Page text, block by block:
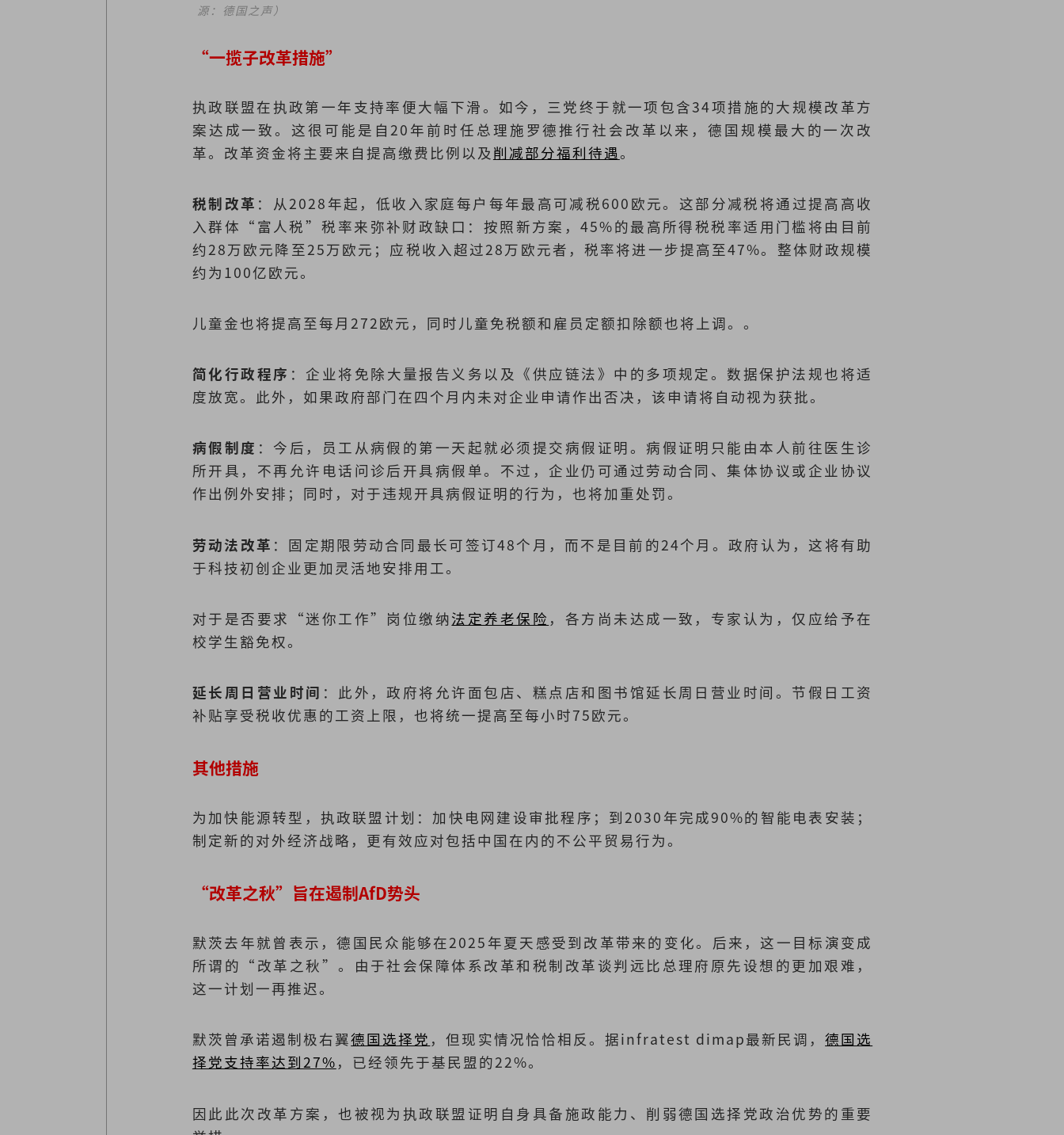
源：德国之声）
“一揽子改革措施”
执政联盟在执政第一年支持率便大幅下滑。如今，三党终于就一项包含34项措施的大规模改革方
案达成一致。这很可能是自20年前时任总理施罗德推行社会改革以来，德国规模最大的一次改
革。改革资金将主要来自提高缴费比例以及 削减部分福利待遇。
税制改革 ：从2028年起，低收入家庭每户每年最高可减税600欧元。这部分减税将通过提高高收
入群体“富人税”税率来弥补财政缺口：按照新方案，45%的最高所得税税率适用门槛将由目前
约28万欧元降至25万欧元；应税收入超过28万欧元者，税率将进一步提高至47%。整体财政规模
约为100亿欧元。
儿童金也将提高至每月272欧元，同时儿童免税额和雇员定额扣除额也将上调。。
简化行政程序 ：企业将免除大量报告义务以及《供应链法》中的多项规定。数据保护法规也将适
度放宽。此外，如果政府部门在四个月内未对企业申请作出否决，该申请将自动视为获批。
病假制度 ：今后，员工从病假的第一天起就必须提交病假证明。病假证明只能由本人前往医生诊
所开具，不再允许电话问诊后开具病假单。不过，企业仍可通过劳动合同、集体协议或企业协议
作出例外安排；同时，对于违规开具病假证明的行为，也将加重处罚。
劳动法改革 ：固定期限劳动合同最长可签订48个月，而不是目前的24个月。政府认为，这将有助
于科技初创企业更加灵活地安排用工。
对于是否要求“迷你工作”岗位缴纳法定养老保险 ，各方尚未达成一致，专家认为，仅应给予在
校学生豁免权。
延长周日营业时间 ：此外，政府将允许面包店、糕点店和图书馆延长周日营业时间。节假日工资
补贴享受税收优惠的工资上限，也将统一提高至每小时75欧元。
其他措施
为加快能源转型，执政联盟计划：加快电网建设审批程序；到2030年完成90%的智能电表安装；
制定新的对外经济战略，更有效应对包括中国在内的不公平贸易行为。
“改革之秋”旨在遏制AfD势头
默茨去年就曾表示，德国民众能够在2025年夏天感受到改革带来的变化。后来，这一目标演变成
所谓的“改革之秋”。由于社会保障体系改革和税制改革谈判远比总理府原先设想的更加艰难，
这一计划一再推迟。
默茨曾承诺遏制极右翼德国选择党 ，但现实情况恰恰相反。据infratest dimap最新民调，德国选
择党支持率达到27% ，已经领先于基民盟的22%。
因此此次改革方案，也被视为执政联盟证明自身具备施政能力、削弱德国选择党政治优势的重要